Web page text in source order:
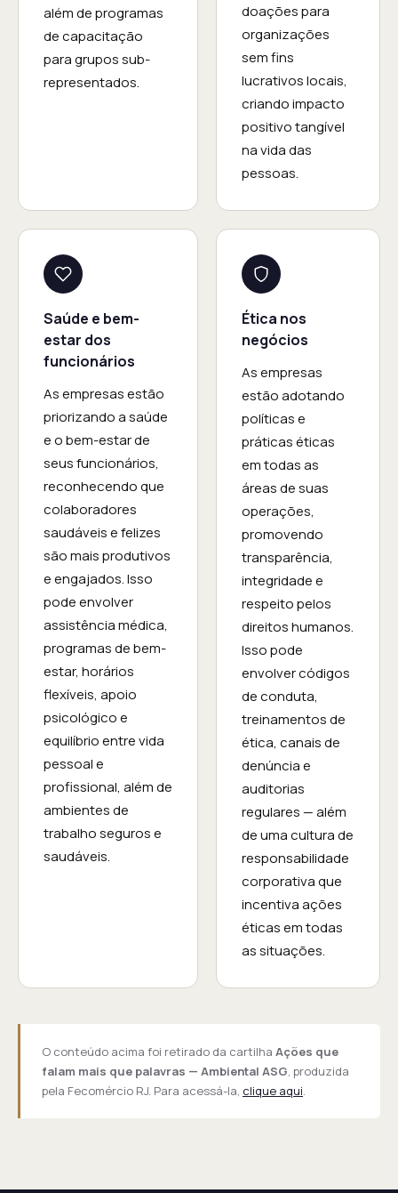
além de programas
de capacitação
para grupos sub-
representados.
doações para
organizações
sem fins
lucrativos locais,
criando impacto
positivo tangível
na vida das
pessoas.
Saúde e bem-
estar dos
funcionários
As empresas estão
priorizando a saúde
e o bem-estar de
seus funcionários,
reconhecendo que
colaboradores
saudáveis e felizes
são mais produtivos
e engajados. Isso
pode envolver
assistência médica,
programas de bem-
estar, horários
flexíveis, apoio
psicológico e
equilíbrio entre vida
pessoal e
profissional, além de
ambientes de
trabalho seguros e
saudáveis.
Ética nos
negócios
As empresas
estão adotando
políticas e
práticas éticas
em todas as
áreas de suas
operações,
promovendo
transparência,
integridade e
respeito pelos
direitos humanos.
Isso pode
envolver códigos
de conduta,
treinamentos de
ética, canais de
denúncia e
auditorias
regulares — além
de uma cultura de
responsabilidade
corporativa que
incentiva ações
éticas em todas
as situações.
O conteúdo acima foi retirado da cartilha Ações que
falam mais que palavras — Ambiental ASG, produzida
pela Fecomércio RJ. Para acessá-la, clique aqui.